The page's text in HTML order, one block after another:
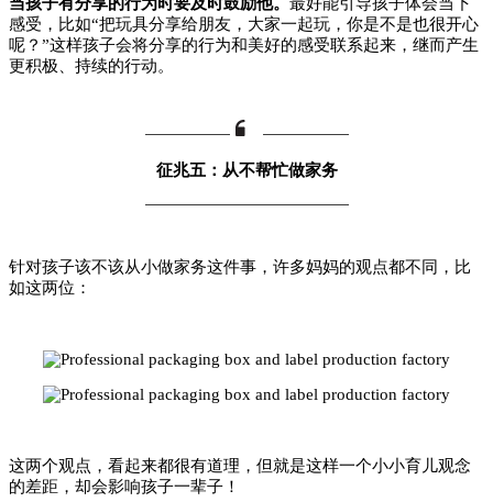
感受，比如“把玩具分享给朋友，大家一起玩，你是不是也很开心
呢？”这样孩子会将分享的行为和美好的感受联系起来，继而产生
更积极、持续的行动。
征兆五：从不帮忙做家务
针对孩子该不该从小做家务这件事，许多妈妈的观点都不同，比
如这两位：
这两个观点，看起来都很有道理，但就是这样一个小小育儿观念
的差距，却会影响孩子一辈子！